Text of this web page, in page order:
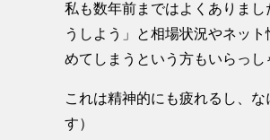
私も数年前まではよくありま
うしよう」と相場状況やネッ
めてしまうという方もいらっ
これは精神的にも疲れるし、
す）